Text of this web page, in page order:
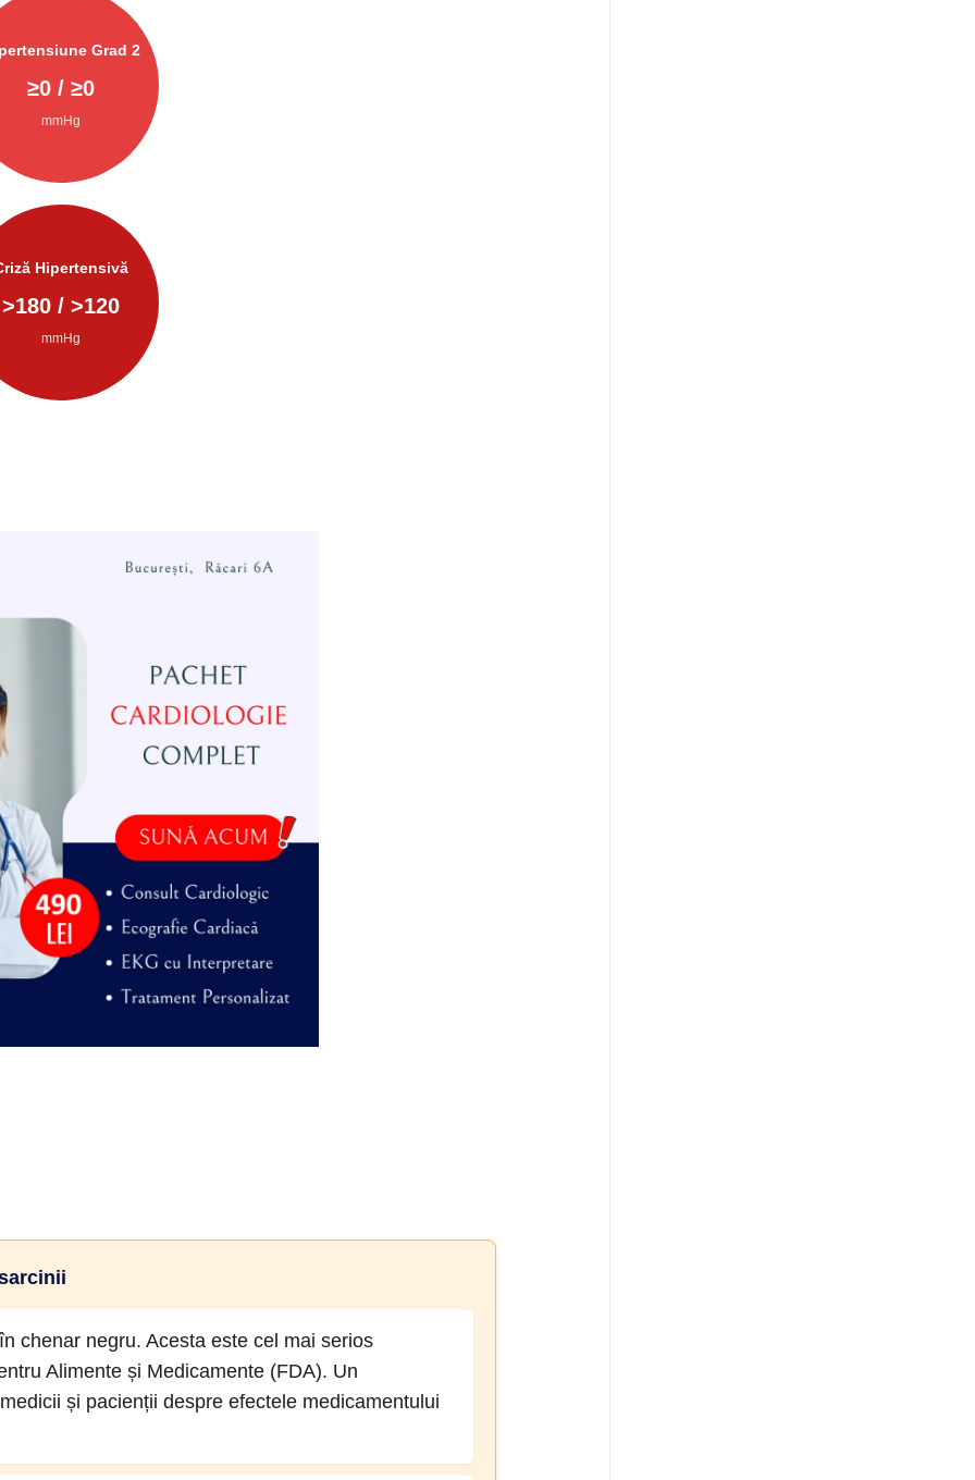
Grad 2
≥0 / ≥0
mmHg
Hipertensivă
>180 / >120
mmHg
chenar negru. Acesta este cel mai serios
Alimente și Medicamente (FDA). Un
și pacienții despre efectele medicamentului